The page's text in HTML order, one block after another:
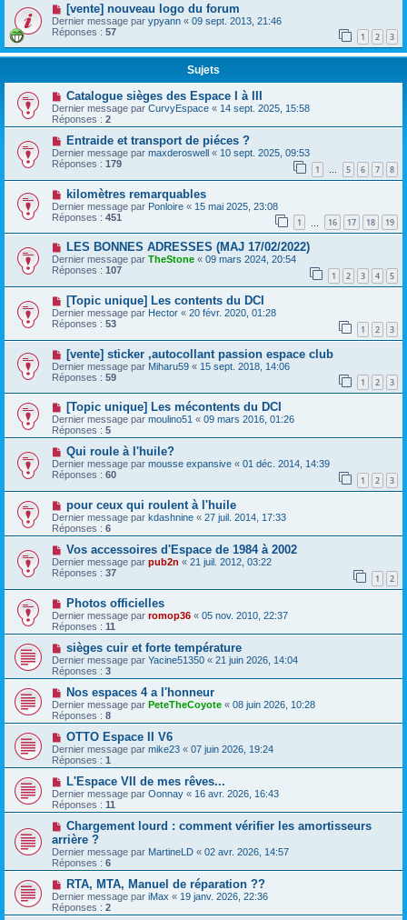
[vente] nouveau logo du forum
Dernier message par ypyann « 09 sept. 2013, 21:46
Réponses : 57 1 2 3
Sujets
Catalogue sièges des Espace I à III
Dernier message par CurvyEspace « 14 sept. 2025, 15:58
Réponses : 2
Entraide et transport de piéces ?
Dernier message par maxderoswell « 10 sept. 2025, 09:53
Réponses : 179 1 … 5 6 7 8
kilomètres remarquables
Dernier message par Ponloire « 15 mai 2025, 23:08
Réponses : 451 1 16 17 18 19
LES BONNES ADRESSES (MAJ 17/02/2022)
Dernier message par TheStone « 09 mars 2024, 20:54
Réponses : 107 1 2 3 4 5
[Topic unique] Les contents du DCI
Dernier message par Hector « 20 févr. 2020, 01:28
Réponses : 53 1 2 3
[vente] sticker ,autocollant passion espace club
Dernier message par Miharu59 « 15 sept. 2018, 14:06
Réponses : 59 1 2 3
[Topic unique] Les mécontents du DCI
Dernier message par moulino51 « 09 mars 2016, 01:26
Réponses : 5
Qui roule à l'huile?
Dernier message par mousse expansive « 01 déc. 2014, 14:39
Réponses : 60 1 2 3
pour ceux qui roulent à l'huile
Dernier message par kdashnine « 27 juil. 2014, 17:33
Réponses : 6
Vos accessoires d'Espace de 1984 à 2002
Dernier message par pub2n « 21 juil. 2012, 03:22
Réponses : 37 1 2
Photos officielles
Dernier message par romop36 « 05 nov. 2010, 22:37
Réponses : 11
sièges cuir et forte température
Dernier message par Yacine51350 « 21 juin 2026, 14:04
Réponses : 3
Nos espaces 4 a l'honneur
Dernier message par PeteTheCoyote « 08 juin 2026, 10:28
Réponses : 8
OTTO Espace II V6
Dernier message par mike23 « 07 juin 2026, 19:24
Réponses : 1
L'Espace VII de mes rêves...
Dernier message par Oonnay « 16 avr. 2026, 16:43
Réponses : 11
Chargement lourd : comment vérifier les amortisseurs
arrière ?
Dernier message par MartineLD « 02 avr. 2026, 14:57
Réponses : 6
RTA, MTA, Manuel de réparation ??
Dernier message par iMax « 19 janv. 2026, 22:36
Réponses : 2